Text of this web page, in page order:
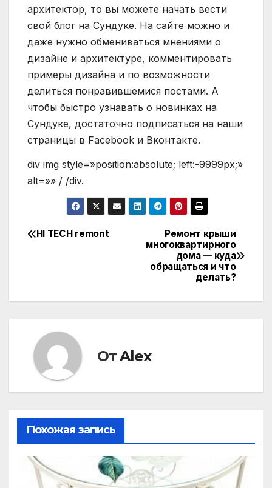
архитектор, то вы можете начать вести
свой блог на Сундуке. На сайте можно и
даже нужно обмениваться мнениями о
дизайне и архитектуре, комментировать
примеры дизайна и по возможности
делиться понравившемися постами. А
чтобы быстро узнавать о новинках на
Сундуке, достаточно подписаться на наши
страницы в Facebook и Вконтакте.
div img style=»position:absolute; left:-9999px;»
alt=»» / /div.
Навигация
Ремонт крыши
многоквартирного
дома — куда
обращаться и что
делать?
HI TECH remont
ОтAlex
Похожая запись